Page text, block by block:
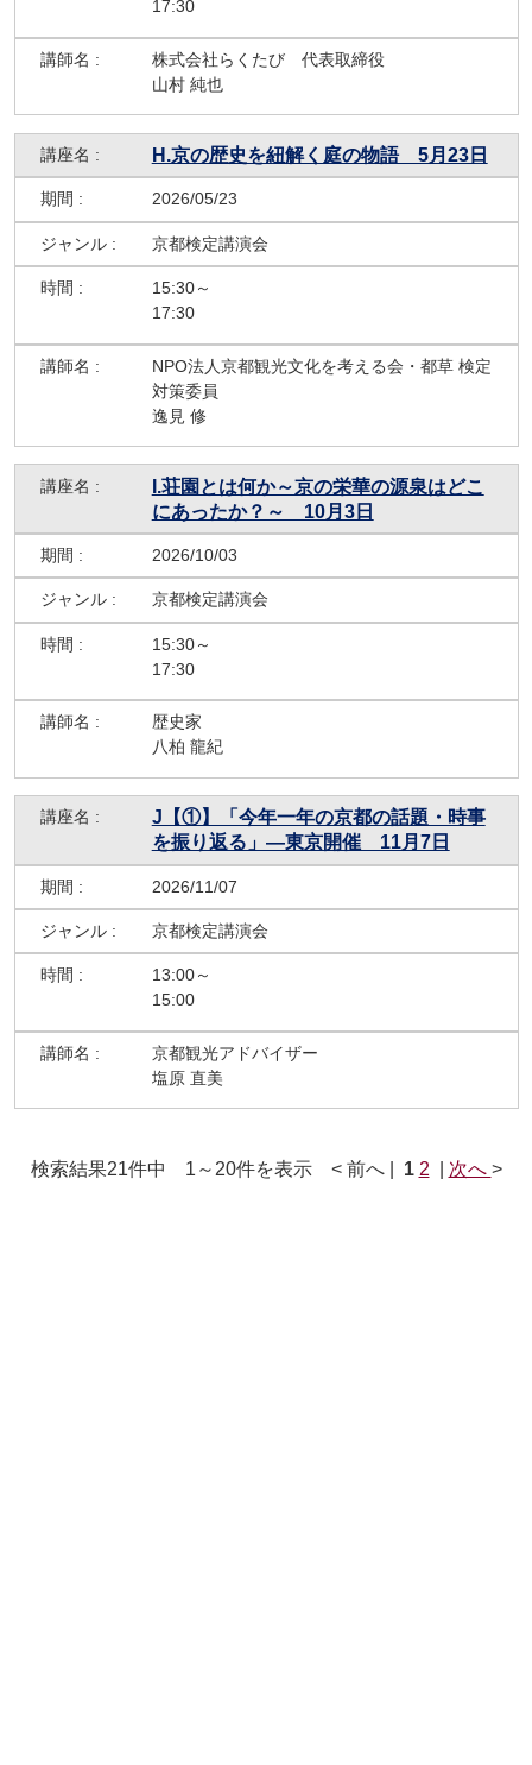
17:30
株式会社らくたび 代表取締役
山村 純也
H.京の歴史を紐解く庭の物語 5月23日
2026/05/23
京都検定講演会
15:30～
17:30
NPO法人京都観光文化を考える会・都草 検定
対策委員
逸見 修
I.荘園とは何か～京の栄華の源泉はどこ
にあったか？～ 10月3日
2026/10/03
京都検定講演会
15:30～
17:30
歴史家
八柏 龍紀
J【①】「今年一年の京都の話題・時事
を振り返る」―東京開催 11月7日
2026/11/07
京都検定講演会
13:00～
15:00
京都観光アドバイザー
塩原 直美
検索結果21件中 1～20件を表示 < 前へ | 1 2 次へ >